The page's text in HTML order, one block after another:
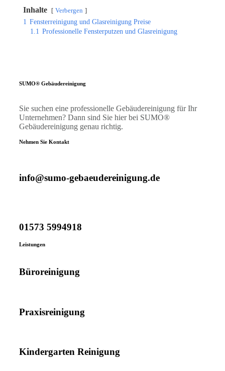
Inhalte Verbergen
1 Fensterreinigung und Glasreinigung Preise
1.1 Professionelle Fensterputzen und Glasreinigung
SUMO® Gebäudereinigung
Sie suchen eine professionelle Gebäudereinigung für Ihr
Unternehmen? Dann sind Sie hier bei SUMO®
Gebäudereinigung genau richtig.
Nehmen Sie Kontakt
info@sumo-gebaeudereinigung.de
01573 5994918
Leistungen
Büroreinigung
Praxisreinigung
Kindergarten Reinigung